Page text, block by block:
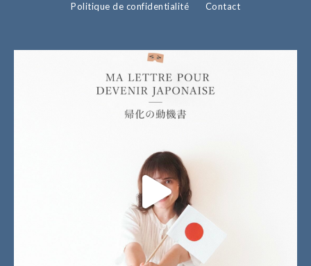
Politique de confidentialité
Contact